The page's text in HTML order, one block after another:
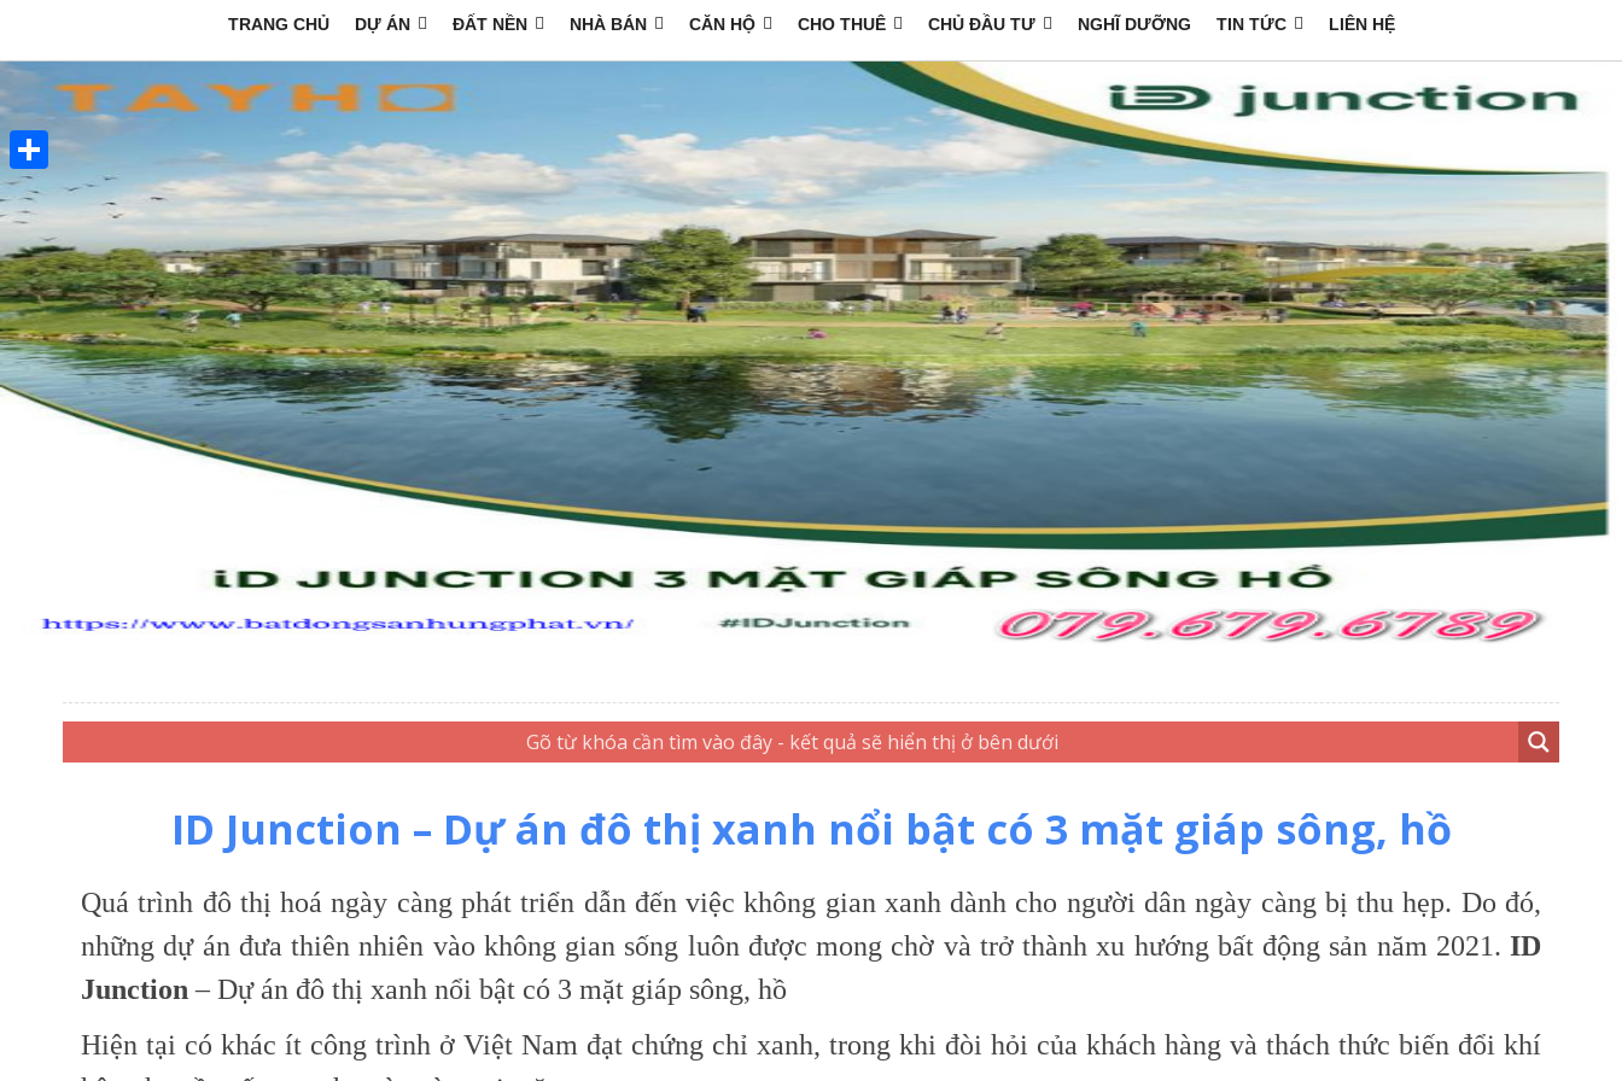
TRANG CHỦ DỰ ÁN ĐẤT NỀN NHÀ BÁN CĂN HỘ CHO THUÊ CHỦ ĐẦU TƯ NGHĨ DƯỠNG TIN TỨC LIÊN HỆ
ID Junction – Dự án đô thị xanh nổi bật có 3 mặt giáp sông, hồ
Quá trình đô thị hoá ngày càng phát triển dẫn đến việc không gian xanh dành cho người dân ngày càng bị thu hẹp. Do đó,
những dự án đưa thiên nhiên vào không gian sống luôn được mong chờ và trở thành xu hướng bất động sản năm 2021. ID
Junction – Dự án đô thị xanh nổi bật có 3 mặt giáp sông, hồ
Hiện tại có khác ít công trình ở Việt Nam đạt chứng chỉ xanh, trong khi đòi hỏi của khách hàng và thách thức biến đổi khí
Share